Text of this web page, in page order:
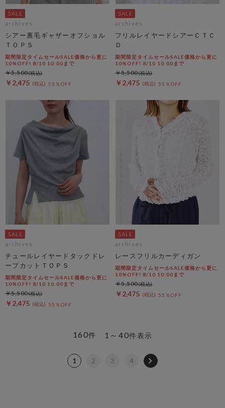
archives
シアー裏毛ギャザーオフショル
ＴＯＰＳ
期間限定タイムセールSALE価格から更に
10%OFF! 8/10 10:00まで
￥2,475 55％OFF
￥5,500
archives
フリルレイヤードシアーＣＴＣ
Ｄ
期間限定タイムセールSALE価格から更に
10%OFF! 8/10 10:00まで
￥2,475 55％OFF
￥5,500
archives
チュールレイヤードタックドレ
ープカットＴＯＰＳ
期間限定タイムセールSALE価格から更に
10%OFF! 8/10 10:00まで
￥2,475 55％OFF
￥5,500
archives
レースフリルカーディガン
期間限定タイムセールSALE価格から更に
10%OFF! 8/10 10:00まで
￥2,475 55％OFF
￥5,500
1～40件表示
160件
1 2 3 4